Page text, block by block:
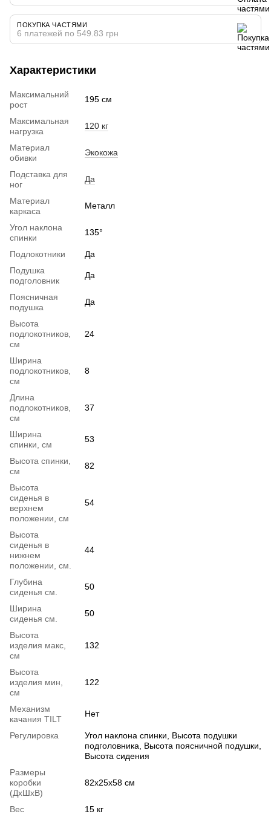
ПОКУПКА ЧАСТЯМИ
6 платежей по 549.83 грн
Характеристики
Максимальний
рост
195 см
Максимальная
нагрузка
120 кг
Материал
обивки
Экокожа
Подставка для
ног
Да
Материал
каркаса
Металл
Угол наклона
спинки
135°
Подлокотники
Да
Подушка
подголовник
Да
Поясничная
подушка
Да
Высота
подлокотников,
см
24
Ширина
подлокотников,
см
8
Длина
подлокотников,
см
37
Ширина
спинки, см
53
Высота спинки,
см
82
Высота
сиденья в
верхнем
положении, см
54
Высота
сиденья в
нижнем
положении, см.
44
Глубина
сиденья см.
50
Ширина
сиденья см.
50
Высота
изделия макс,
см
132
Высота
изделия мин,
см
122
Механизм
качания TILT
Нет
Регулировка
Угол наклона спинки, Высота подушки
подголовника, Высота поясничной подушки,
Высота сидения
Размеры
коробки
(ДхШхВ)
82x25x58 см
Вес 15 кг